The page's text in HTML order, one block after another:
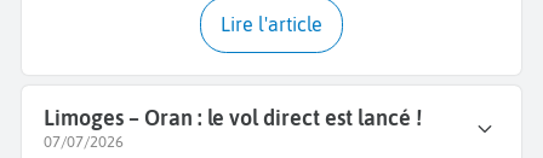
Lire l'article
Limoges – Oran : le vol direct est lancé !
07/07/2026